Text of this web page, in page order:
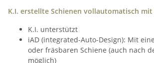
K.I. erstellte Schienen vollautomatisch mit
K.I. unterstützt
iAD (integrated-Auto-Design): Mit
oder fräsbaren Schiene (auch nach
möglich)